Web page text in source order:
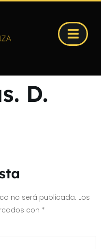
D.
no será publicada. Los
con *